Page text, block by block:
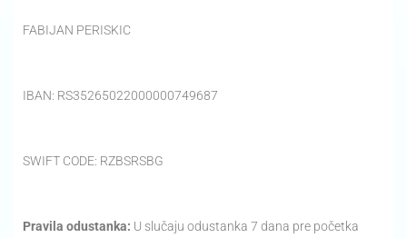
FABIJAN PERISKIC
IBAN: RS35265022000000749687
SWIFT CODE: RZBSRSBG
Pravila odustanka: U slučaju odustanka 7 dana pre početka